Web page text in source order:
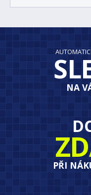
NA
PŘI